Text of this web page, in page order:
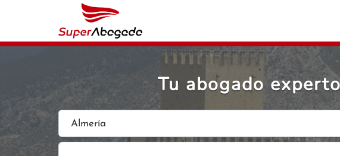
Tu abogado
Almería